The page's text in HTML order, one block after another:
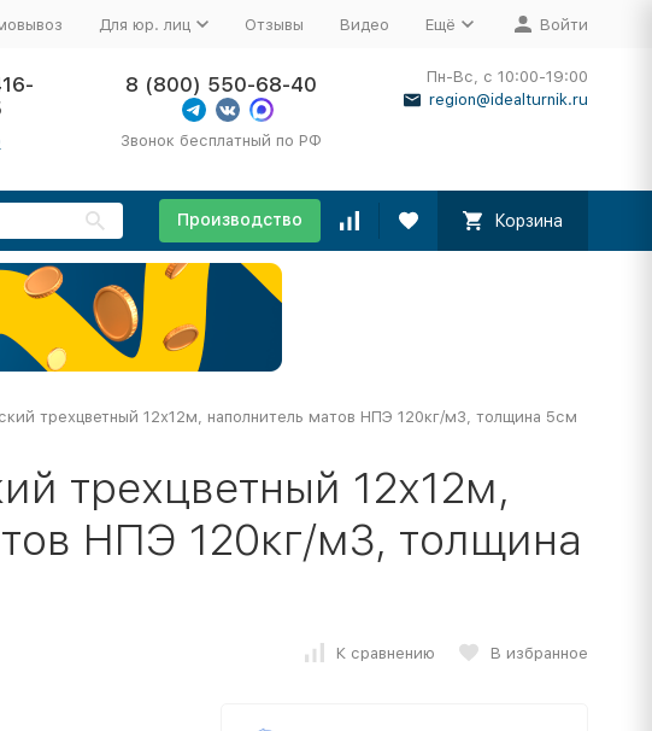
Для юр. лиц Отзывы Видео Ещё Войти
8 (800) 550-68-40
Звонок бесплатный по РФ
Пн-Вс, с 10:00-19:00
region@idealturnik.ru
Производство Корзина
трехцветный 12х12м, наполнитель матов НПЭ 120кг/м3, толщина 5см
трехцветный 12х12м,
НПЭ 120кг/м3, толщина
К сравнению В избранное